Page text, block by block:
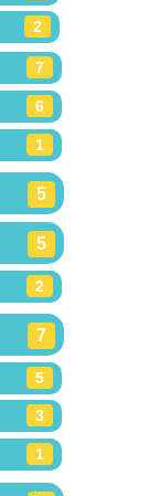
2
7
6
1
5
5
2
7
5
3
1